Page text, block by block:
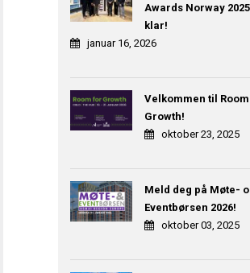
Awards Norway
klar!
januar 16, 2026
Velkommen til
Growth!
oktober 23, 2025
Meld deg på Møte-
Eventbørsen 2026!
oktober 03, 2025